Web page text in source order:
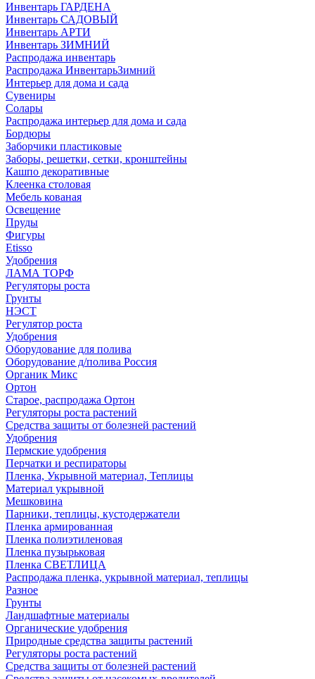
Инвентарь ГАРДЕНА
Инвентарь САДОВЫЙ
Инвентарь АРТИ
Инвентарь ЗИМНИЙ
Распродажа инвентарь
Распродажа ИнвентарьЗимний
Интерьер для дома и сада
Сувениры
Солары
Распродажа интерьер для дома и сада
Бордюры
Заборчики пластиковые
Заборы, решетки, сетки, кронштейны
Кашпо декоративные
Клеенка столовая
Мебель кованая
Освещение
Пруды
Фигуры
Etisso
Удобрения
ЛАМА ТОРФ
Регуляторы роста
Грунты
НЭСТ
Регулятор роста
Удобрения
Оборудование для полива
Оборудование д/полива Россия
Органик Микс
Ортон
Старое, распродажа Ортон
Регуляторы роста растений
Средства защиты от болезней растений
Удобрения
Пермские удобрения
Перчатки и респираторы
Пленка, Укрывной материал, Теплицы
Материал укрывной
Мешковина
Парники, теплицы, кустодержатели
Пленка армированная
Пленка полиэтиленовая
Пленка пузырьковая
Пленка СВЕТЛИЦА
Распродажа пленка, укрывной материал, теплицы
Разное
Грунты
Ландшафтные материалы
Органические удобрения
Природные средства защиты растений
Регуляторы роста растений
Средства защиты от болезней растений